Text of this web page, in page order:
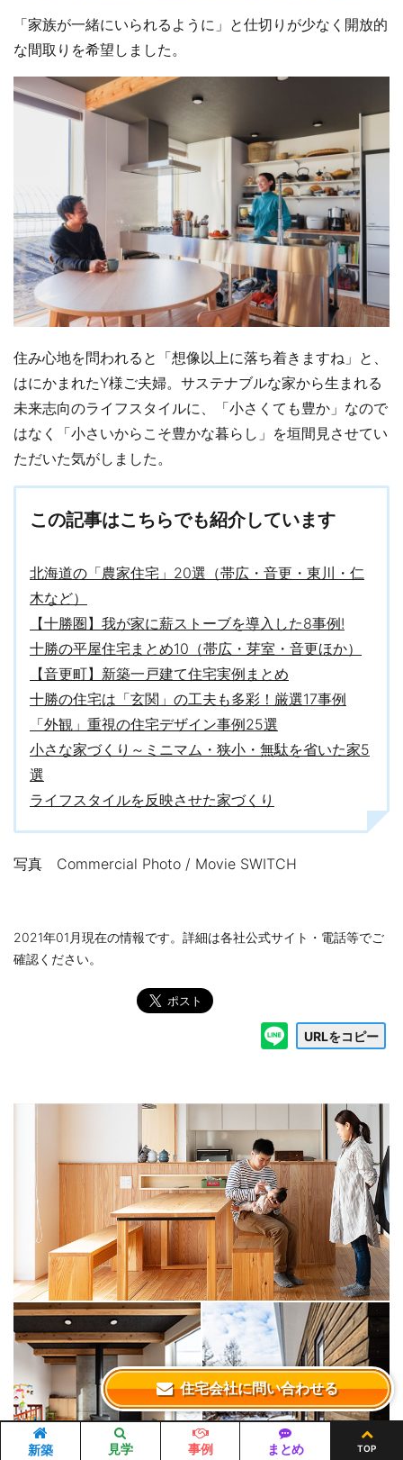
「家族が一緒にいられるように」と仕切りが少なく開放的
な間取りを希望しました。
住み心地を問われると「想像以上に落ち着きますね」と、
はにかまれたY様ご夫婦。サステナブルな家から生まれる
未来志向のライフスタイルに、「小さくても豊か」なので
はなく「小さいからこそ豊かな暮らし」を垣間見させてい
ただいた気がしました。
この記事はこちらでも紹介しています
北海道の「農家住宅」20選（帯広・音更・東川・仁
木など）
【十勝圏】我が家に薪ストーブを導入した8事例!
十勝の平屋住宅まとめ10（帯広・芽室・音更ほか）
【音更町】新築一戸建て住宅実例まとめ
十勝の住宅は「玄関」の工夫も多彩！厳選17事例
「外観」重視の住宅デザイン事例25選
小さな家づくり～ミニマム・狭小・無駄を省いた家5
選
ライフスタイルを反映させた家づくり
写真 Commercial Photo / Movie SWITCH
2021年01月現在の情報です。詳細は各社公式サイト・電話等でご
確認ください。
URLをコピー
新築 見学 事例 まとめ TOP
住宅会社に問い合わせる